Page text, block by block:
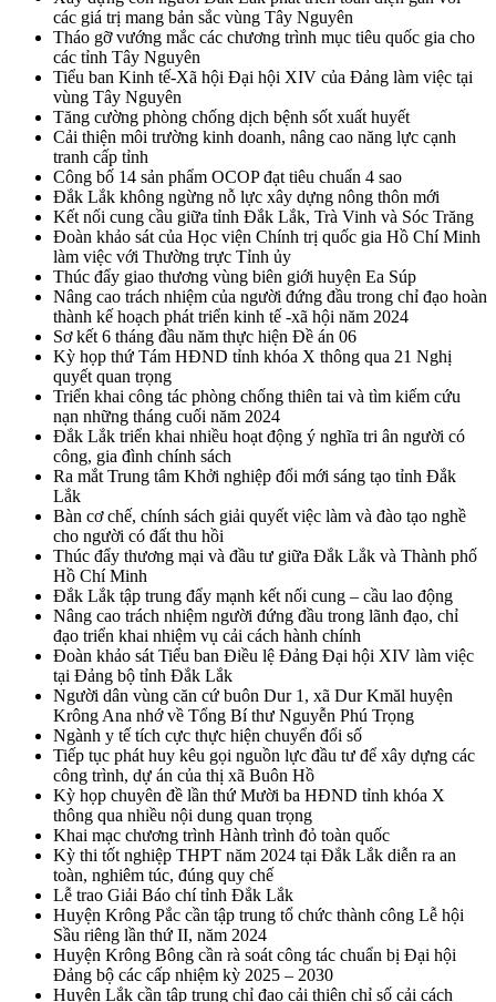
các giá trị mang bản sắc vùng Tây Nguyên
Tháo gỡ vướng mắc các chương trình mục tiêu quốc gia cho
các tỉnh Tây Nguyên
Tiểu ban Kinh tế-Xã hội Đại hội XIV của Đảng làm việc tại
vùng Tây Nguyên
Tăng cường phòng chống dịch bệnh sốt xuất huyết
Cải thiện môi trường kinh doanh, nâng cao năng lực cạnh
tranh cấp tỉnh
Công bố 14 sản phẩm OCOP đạt tiêu chuẩn 4 sao
Đắk Lắk không ngừng nỗ lực xây dựng nông thôn mới
Kết nối cung cầu giữa tỉnh Đắk Lắk, Trà Vinh và Sóc Trăng
Đoàn khảo sát của Học viện Chính trị quốc gia Hồ Chí Minh
làm việc với Thường trực Tỉnh ủy
Thúc đẩy giao thương vùng biên giới huyện Ea Súp
Nâng cao trách nhiệm của người đứng đầu trong chỉ đạo hoàn
thành kế hoạch phát triển kinh tế -xã hội năm 2024
Sơ kết 6 tháng đầu năm thực hiện Đề án 06
Kỳ họp thứ Tám HĐND tỉnh khóa X thông qua 21 Nghị
quyết quan trọng
Triển khai công tác phòng chống thiên tai và tìm kiếm cứu
nạn những tháng cuối năm 2024
Đắk Lắk triển khai nhiều hoạt động ý nghĩa tri ân người có
công, gia đình chính sách
Ra mắt Trung tâm Khởi nghiệp đổi mới sáng tạo tỉnh Đắk
Lắk
Bàn cơ chế, chính sách giải quyết việc làm và đào tạo nghề
cho người có đất thu hồi
Thúc đẩy thương mại và đầu tư giữa Đắk Lắk và Thành phố
Hồ Chí Minh
Đắk Lắk tập trung đẩy mạnh kết nối cung – cầu lao động
Nâng cao trách nhiệm người đứng đầu trong lãnh đạo, chỉ
đạo triển khai nhiệm vụ cải cách hành chính
Đoàn khảo sát Tiểu ban Điều lệ Đảng Đại hội XIV làm việc
tại Đảng bộ tỉnh Đắk Lắk
Người dân vùng căn cứ buôn Dur 1, xã Dur Kmăl huyện
Krông Ana nhớ về Tổng Bí thư Nguyễn Phú Trọng
Ngành y tế tích cực thực hiện chuyển đổi số
Tiếp tục phát huy kêu gọi nguồn lực đầu tư để xây dựng các
công trình, dự án của thị xã Buôn Hồ
Kỳ họp chuyên đề lần thứ Mười ba HĐND tỉnh khóa X
thông qua nhiều nội dung quan trọng
Khai mạc chương trình Hành trình đỏ toàn quốc
Kỳ thi tốt nghiệp THPT năm 2024 tại Đắk Lắk diễn ra an
toàn, nghiêm túc, đúng quy chế
Lễ trao Giải Báo chí tỉnh Đắk Lắk
Huyện Krông Pắc cần tập trung tổ chức thành công Lễ hội
Sầu riêng lần thứ II, năm 2024
Huyện Krông Bông cần rà soát công tác chuẩn bị Đại hội
Đảng bộ các cấp nhiệm kỳ 2025 – 2030
Huyện Lắk cần tập trung chỉ đạo cải thiện chỉ số cải cách